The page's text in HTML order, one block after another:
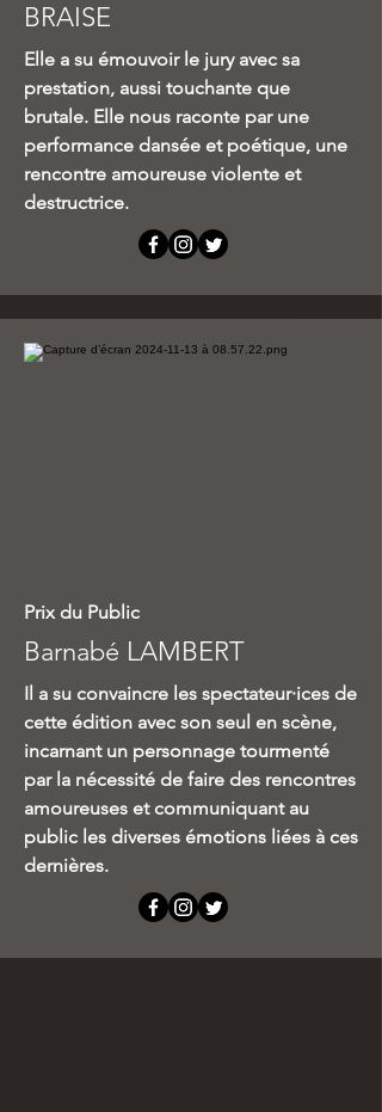
BRAISE
Elle a su émouvoir le jury avec sa
prestation, aussi touchante que
brutale. Elle nous raconte par une
performance dansée et poétique, une
rencontre amoureuse violente et
destructrice.
Prix du Public
Barnabé LAMBERT
Il a su convaincre les spectateur·ices de
cette édition avec son seul en scène,
incarnant un personnage tourmenté
par la nécessité de faire des rencontres
amoureuses et communiquant au
public les diverses émotions liées à ces
dernières.